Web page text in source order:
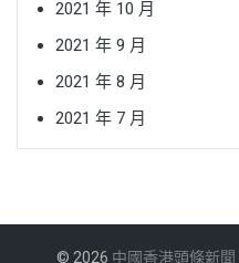
2021 年 10 月
2021 年 9 月
2021 年 8 月
2021 年 7 月
© 2026 中國香港頭條新聞